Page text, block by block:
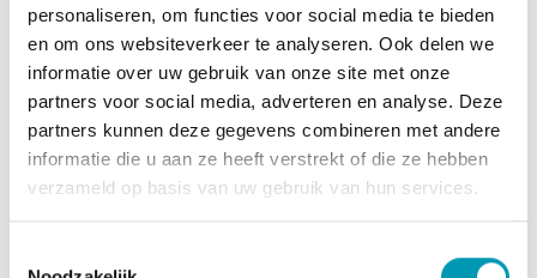
personaliseren, om functies voor social media te bieden
en om ons websiteverkeer te analyseren. Ook delen we
informatie over uw gebruik van onze site met onze
partners voor social media, adverteren en analyse. Deze
partners kunnen deze gegevens combineren met andere
informatie die u aan ze heeft verstrekt of die ze hebben
verzameld op basis van uw gebruik van hun services.
spieropbouwend en naar herstel toe te werken.
Het product is glutenvrij en zonder calorieën.
Concap Max EAA is zowel geschikt voor duursporters
als voor krachtsporters, zij het met aangepaste dosis.
Bij duursporters raden we 1 in plaats van 2
maatschepjes aan.
1 portie is 15,5g.